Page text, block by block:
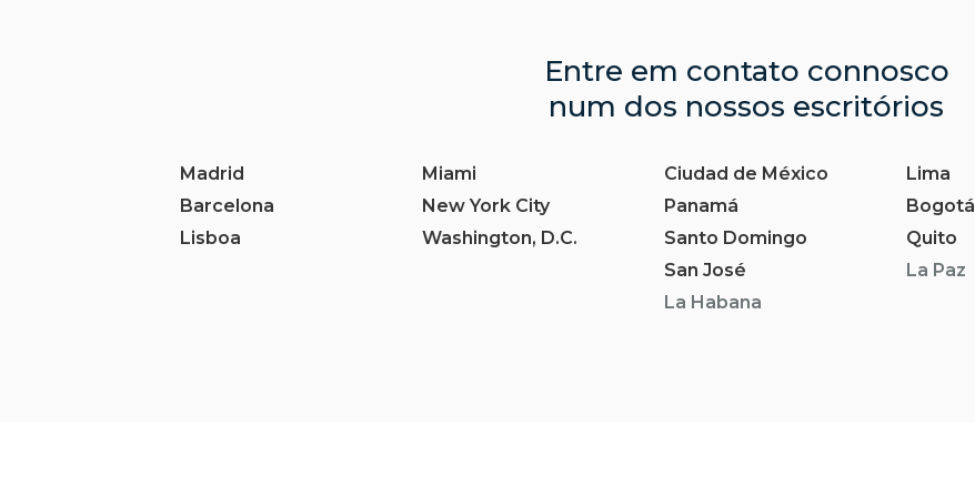
Entre em contato connosco
num dos nossos escritórios
Madrid
Barcelona
Lisboa
Miami
New York City
Washington, D.C.
Ciudad de México
Panamá
Santo Domingo
San José
La Habana
Lima
Bogotá
Quito
La Paz